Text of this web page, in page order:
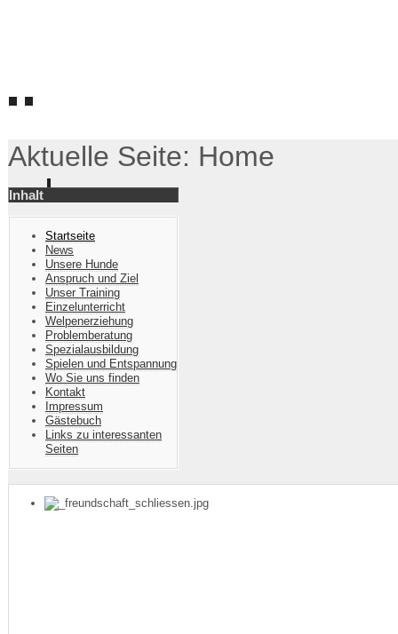
Aktuelle Seite: Home
Inhalt
Startseite
News
Unsere Hunde
Anspruch und Ziel
Unser Training
Einzelunterricht
Welpenerziehung
Problemberatung
Spezialausbildung
Spielen und Entspannung
Wo Sie uns finden
Kontakt
Impressum
Gästebuch
Links zu interessanten
Seiten